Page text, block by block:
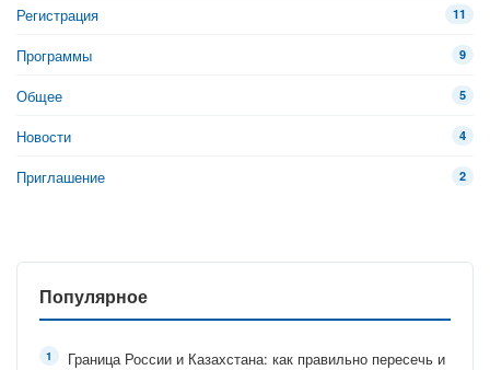
Регистрация 11
Программы 9
Общее 5
Новости 4
Приглашение 2
Популярное
Граница России и Казахстана: как правильно пересечь и